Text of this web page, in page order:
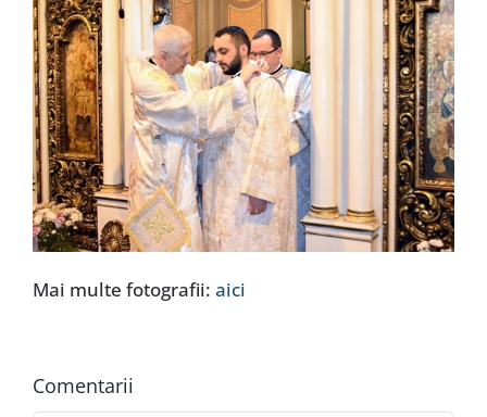
Mai multe fotografii: aici
Comentarii